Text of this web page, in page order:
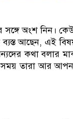
অংশ নিন।
ব্যস্ত আছেন, এই
কথা বলার
সময় তারা আর